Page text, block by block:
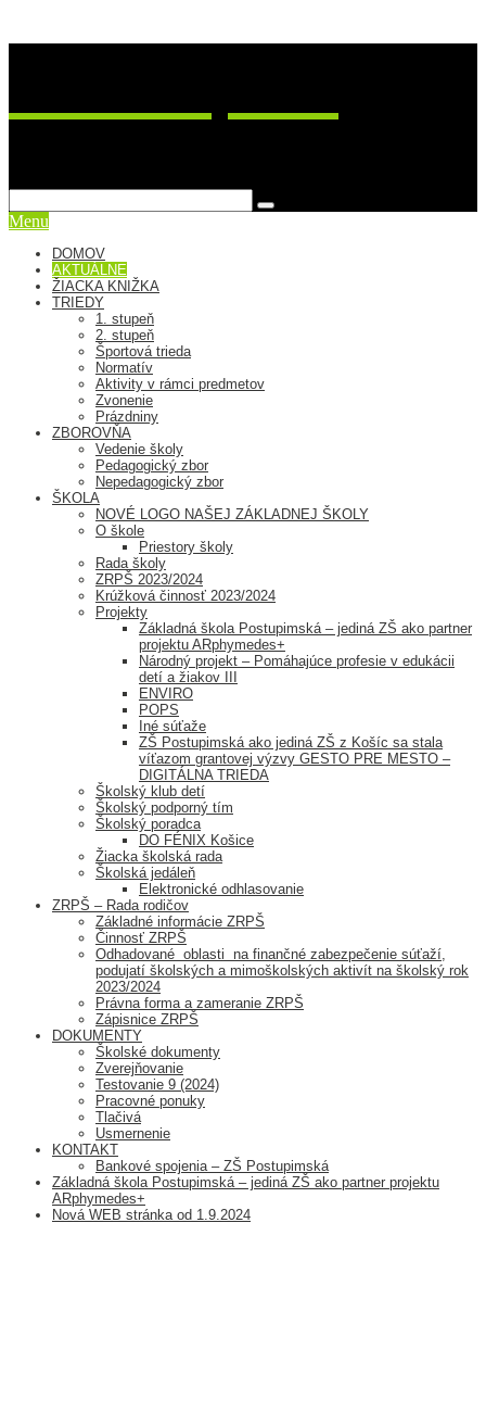
Menu
DOMOV
AKTUÁLNE
ŽIACKA KNIŽKA
TRIEDY
1. stupeň
2. stupeň
Športová trieda
Normatív
Aktivity v rámci predmetov
Zvonenie
Prázdniny
ZBOROVŇA
Vedenie školy
Pedagogický zbor
Nepedagogický zbor
ŠKOLA
NOVÉ LOGO NAŠEJ ZÁKLADNEJ ŠKOLY
O škole
Priestory školy
Rada školy
ZRPŠ 2023/2024
Krúžková činnosť 2023/2024
Projekty
Základná škola Postupimská – jediná ZŠ ako partner
projektu ARphymedes+
Národný projekt – Pomáhajúce profesie v edukácii
detí a žiakov III
ENVIRO
POPS
Iné súťaže
ZŠ Postupimská ako jediná ZŠ z Košíc sa stala
víťazom grantovej výzvy GESTO PRE MESTO –
DIGITÁLNA TRIEDA
Školský klub detí
Školský podporný tím
Školský poradca
DO FÉNIX Košice
Žiacka školská rada
Školská jedáleň
Elektronické odhlasovanie
ZRPŠ – Rada rodičov
Základné informácie ZRPŠ
Činnosť ZRPŠ
Odhadované oblasti na finančné zabezpečenie súťaží,
podujatí školských a mimoškolských aktivít na školský rok
2023/2024
Právna forma a zameranie ZRPŠ
Zápisnice ZRPŠ
DOKUMENTY
Školské dokumenty
Zverejňovanie
Testovanie 9 (2024)
Pracovné ponuky
Tlačivá
Usmernenie
KONTAKT
Bankové spojenia – ZŠ Postupimská
Základná škola Postupimská – jediná ZŠ ako partner projektu
ARphymedes+
Nová WEB stránka od 1.9.2024